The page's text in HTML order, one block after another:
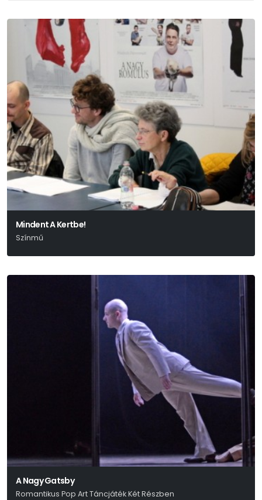
Mindent A Kertbe!
Színmű
A Nagy Gatsby
Romantikus Pop Art Táncjáték Két Részben